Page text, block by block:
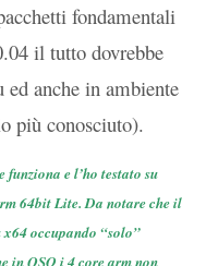
fondamentali
il tutto dovrebbe
anche in ambiente
più conosciuto).
e l’ho testato su
64bit Lite. Da notare che il
occupando “solo”
in QSO i 4 core arm non